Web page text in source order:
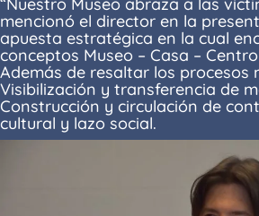
mencionó el director en la
apuesta estratégica en la cual
conceptos Museo – Casa –
Además de resaltar los procesos
Visibilización y transferencia de
Construcción y circulación de
cultural y lazo social.